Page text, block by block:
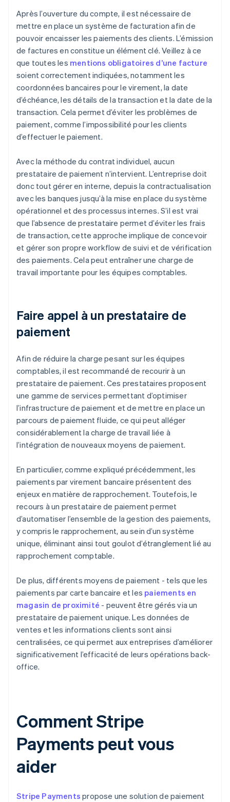
Après l’ouverture du compte, il est nécessaire de
mettre en place un système de facturation afin de
pouvoir encaisser les paiements des clients. L’émission
de factures en constitue un élément clé. Veillez à ce
que toutes les mentions obligatoires d’une facture
soient correctement indiquées, notamment les
coordonnées bancaires pour le virement, la date
d’échéance, les détails de la transaction et la date de la
transaction. Cela permet d’éviter les problèmes de
paiement, comme l’impossibilité pour les clients
d’effectuer le paiement.
Avec la méthode du contrat individuel, aucun
prestataire de paiement n’intervient. L’entreprise doit
donc tout gérer en interne, depuis la contractualisation
avec les banques jusqu’à la mise en place du système
opérationnel et des processus internes. S’il est vrai
que l’absence de prestataire permet d’éviter les frais
de transaction, cette approche implique de concevoir
et gérer son propre workflow de suivi et de vérification
des paiements. Cela peut entraîner une charge de
travail importante pour les équipes comptables.
Faire appel à un prestataire de
paiement
Afin de réduire la charge pesant sur les équipes
comptables, il est recommandé de recourir à un
prestataire de paiement. Ces prestataires proposent
une gamme de services permettant d’optimiser
l’infrastructure de paiement et de mettre en place un
parcours de paiement fluide, ce qui peut alléger
considérablement la charge de travail liée à
l’intégration de nouveaux moyens de paiement.
En particulier, comme expliqué précédemment, les
paiements par virement bancaire présentent des
enjeux en matière de rapprochement. Toutefois, le
recours à un prestataire de paiement permet
d’automatiser l’ensemble de la gestion des paiements,
y compris le rapprochement, au sein d’un système
unique, éliminant ainsi tout goulot d’étranglement lié au
rapprochement comptable.
De plus, différents moyens de paiement - tels que les
paiements par carte bancaire et les paiements en
magasin de proximité - peuvent être gérés via un
prestataire de paiement unique. Les données de
ventes et les informations clients sont ainsi
centralisées, ce qui permet aux entreprises d’améliorer
significativement l’efficacité de leurs opérations back-
office.
Comment Stripe
Payments peut vous
aider
Stripe Payments propose une solution de paiement